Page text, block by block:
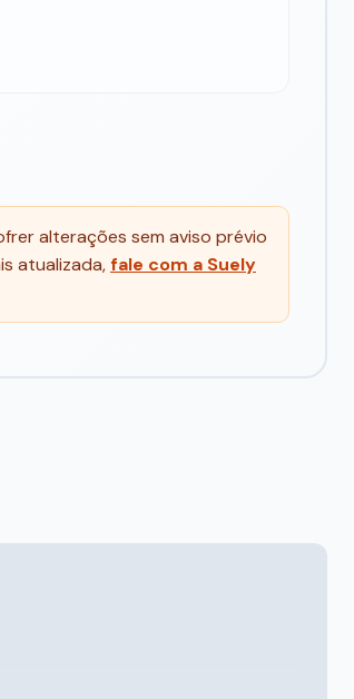
alterações sem aviso prévio
atualizada,fale com a Suely